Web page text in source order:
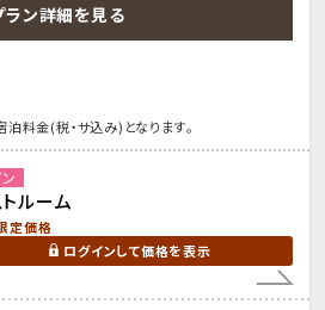
ラン詳細を見る
料金(税・サ込み)となります。
ルーム
定価格
ログインして価格を表示